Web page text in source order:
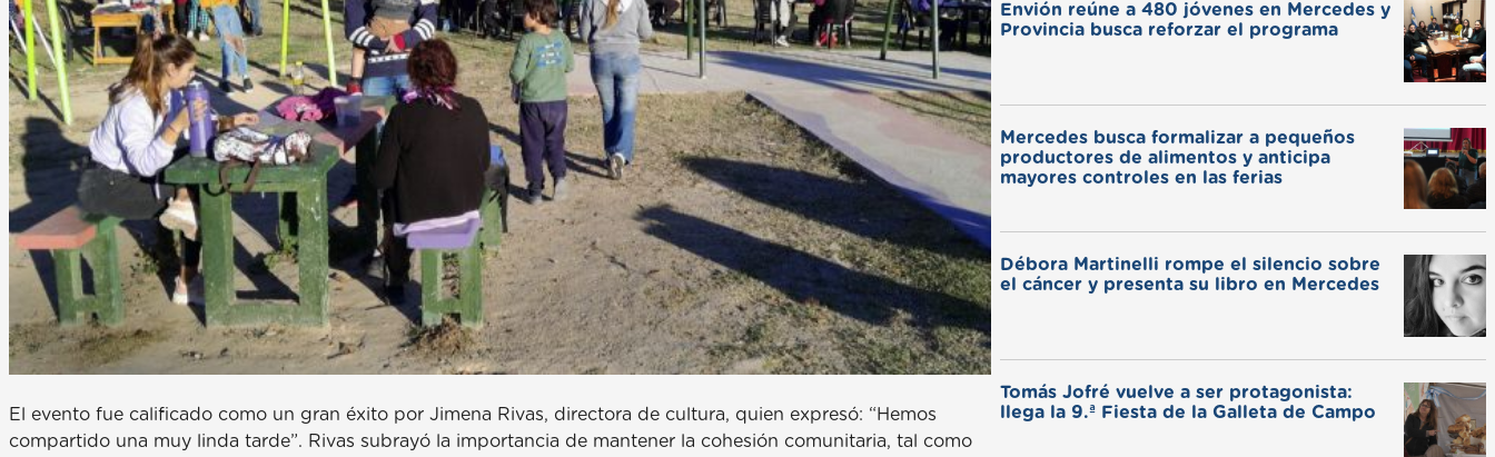
El evento fue calificado como un gran éxito por Jimena Rivas, directora de cultura, quien expresó: “Hemos
compartido una muy linda tarde”. Rivas subrayó la importancia de mantener la cohesión comunitaria, tal como
Envión reúne a 480 jóvenes en Mercedes y
Provincia busca reforzar el programa
Mercedes busca formalizar a pequeños
productores de alimentos y anticipa
mayores controles en las ferias
Débora Martinelli rompe el silencio sobre
el cáncer y presenta su libro en Mercedes
Tomás Jofré vuelve a ser protagonista:
llega la 9.ª Fiesta de la Galleta de Campo